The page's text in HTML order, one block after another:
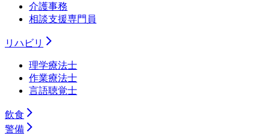
介護事務
相談支援専門員
リハビリ
理学療法士
作業療法士
言語聴覚士
飲食
警備